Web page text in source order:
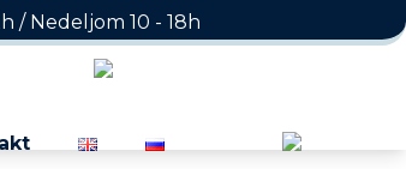
/ Nedeljom 10 - 18h